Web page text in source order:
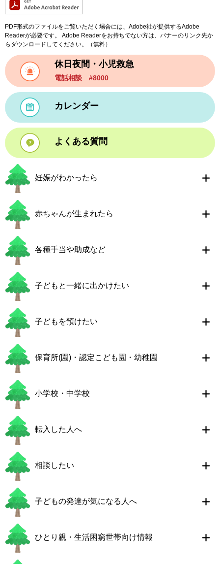
PDF形式のファイルをご覧いただく場合には、Adobe社が提供するAdobe
Readerが必要です。
Adobe Readerをお持ちでない方は、バナーのリンク先か
らダウンロードしてください。（無料）
休日夜間・小児救急
電話相談 #8000
カレンダー
よくある質問
妊娠がわかったら
赤ちゃんが生まれたら
各種手当や助成など
子どもと一緒に出かけたい
子どもを預けたい
保育所(園)・認定こども園・幼稚園
小学校・中学校
転入した人へ
相談したい
子どもの発達が気になる人へ
ひとり親・生活困窮世帯向け情報